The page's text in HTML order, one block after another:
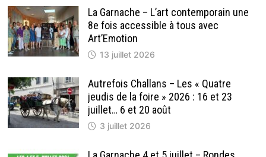
La Garnache – L’art contemporain une
8e fois accessible à tous avec
Art’Emotion
13 juillet 2026
Autrefois Challans – Les « Quatre
jeudis de la foire » 2026 : 16 et 23
juillet… 6 et 20 août
3 juillet 2026